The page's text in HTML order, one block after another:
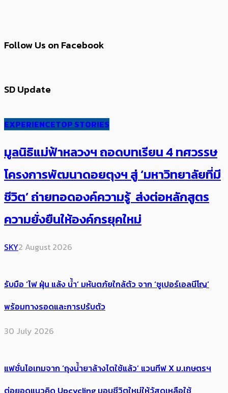
Follow Us on Facebook
SD Update
EXPERIENCETOP STORIES
มูลนิธิแม่ฟ้าหลวงฯ ถอดบทเรียน 4 ทศวรรษ
โครงการพัฒนาดอยตุงฯ สู่ ‘มหาวิทยาลัยที่มี
ชีวิต’ ถ่ายทอดองค์ความรู้ ส่งต่อหลักสูตร
ความยั่งยืนให้องค์กรยุคใหม่
SKY2 August 2026
รับมือ ‘ไฟ ฝุ่น แล้ง น้ำ’ มหันตภัยใกล้ตัว จาก ‘ซูเปอร์เอลนีโญ’
พร้อมทางรอดและการปรับตัว
30 July 2026
แฟชั่นไอเทมจาก ‘ถุงน้ำยาล้างไตใช้แล้ว’ แวนทีฟ X ม.เกษตรฯ
ต่อยอดแนวคิด Upcycling มอบชีวิตใหม่ให้วัสดุเหลือใช้